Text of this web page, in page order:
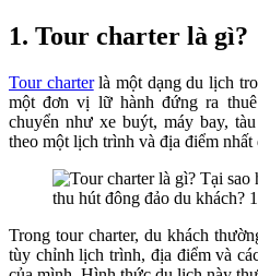
1. Tour charter là gì?
Tour charterlà một dạng du lịch
một đơn vị lữ hành đứng ra
chuyển như xe buýt, máy bay,
theo một lịch trình và địa điểm nhất
Trong tour charter, du khách
tùy chỉnh lịch trình, địa điểm và